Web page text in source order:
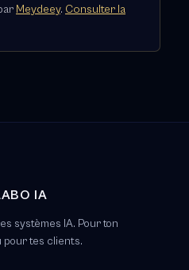
Meydeey. Consulter la
IA
systèmes IA. Pour ton
pour tes clients.